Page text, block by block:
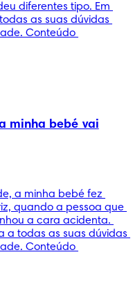
diferentes tipo. Em
as suas dúvidas
Conteúdo
minha bebé vai
a minha bebé fez
quando a pessoa que
a cara acidenta.
a todas as suas dúvidas
Conteúdo